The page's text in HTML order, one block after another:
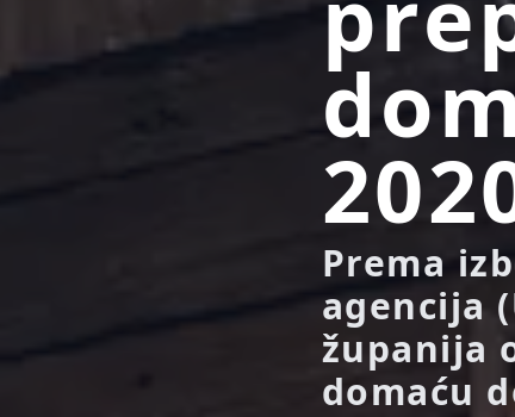
Prema
agencija
županija
domaću